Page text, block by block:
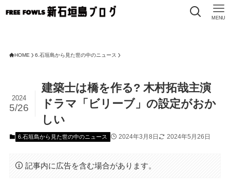
MENU
HOME 6.石垣島から見た世の中のニュース
建築士は橋を作る? 木村拓哉主演
ドラマ「ビリーブ」の設定がおか
しい
2024
5/26
6.石垣島から見た世の中のニュース 2024年3月8日 2024年5月26日
記事内に広告を含む場合があります。